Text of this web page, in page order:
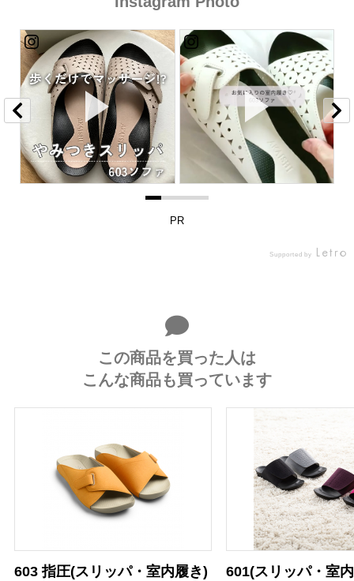
PR
Supported by
この商品を買った人は
こんな商品も買っています
603 指圧(スリッパ・室内履き) 601(スリッパ・室